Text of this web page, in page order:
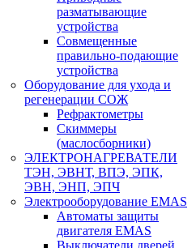
разматывающие
устройства
Совмещенные
правильно-подающие
устройства
Оборудование для ухода и
регенерации СОЖ
Рефрактометры
Скиммеры
(маслосборники)
ЭЛЕКТРОНАГРЕВАТЕЛИ
ТЭН, ЭВНТ, ВПЭ, ЭПК,
ЭВН, ЭНП, ЭПЧ
Электрооборудование EMAS
Автоматы защиты
двигателя EMAS
Выключатели дверей